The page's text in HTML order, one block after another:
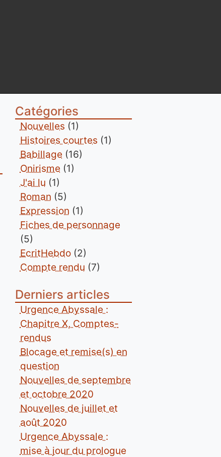
Catégories
Nouvelles (1)
Histoires courtes (1)
Babillage (16)
Onirisme (1)
J'ai lu (1)
Roman (5)
Expression (1)
Fiches de personnage
(5)
EcritHebdo(2)
Compte rendu (7)
Derniers articles
Urgence Abyssale :
Chapitre X, Comptes-
rendus
Blocage et remise(s) en
question
Nouvelles de septembre
et octobre 2020
Nouvelles de juillet et
août 2020
Urgence Abyssale :
mise à jour du prologue